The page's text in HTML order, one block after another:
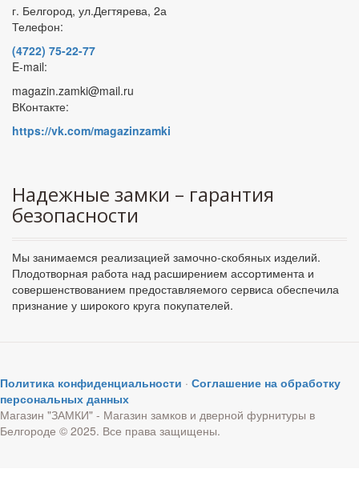
г. Белгород, ул.Дегтярева, 2а
Телефон:
(4722) 75-22-77
E-mail:
magazin.zamki@mail.ru
ВКонтакте:
https://vk.com/magazinzamki
Надежные замки – гарантия
безопасности
Мы занимаемся реализацией замочно-скобяных изделий.
Плодотворная работа над расширением ассортимента и
совершенствованием предоставляемого сервиса обеспечила
признание у широкого круга покупателей.
Политика конфиденциальности · Соглашение на обработку
персональных данных
Магазин "ЗАМКИ" - Магазин замков и дверной фурнитуры в
Белгороде © 2025. Все права защищены.